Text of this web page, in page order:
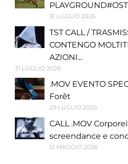
31 LUGLIO 2026
TST CALL /
CONTENGO
AZIONI...
31 LUGLIO 2026
.MOV EVENTO
Forêt
29 LUGLIO 2026
CALL .MOV
screendance e
12 MAGGIO 2026